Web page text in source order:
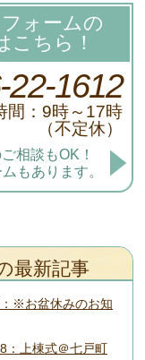
ォームの
こちら！
22-1612
間：9時～17時
（不定休）
相談もOK！
もあります。
最新記事
※お盆休みのお知
上棟式＠七戸町